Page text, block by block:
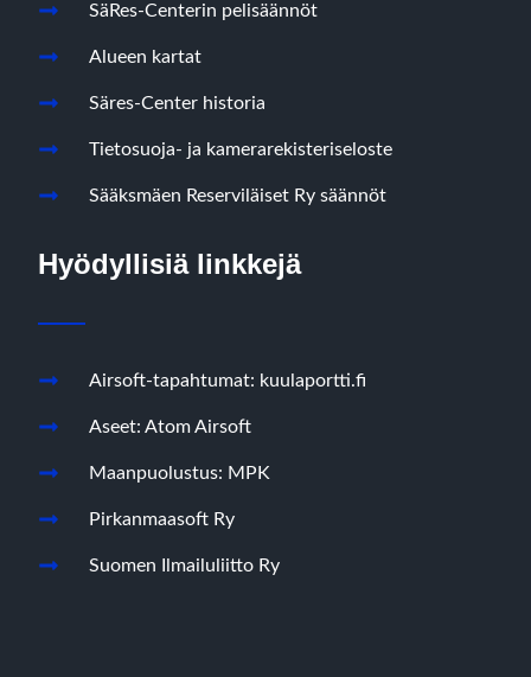
SäRes-Centerin pelisäännöt
Alueen kartat
Säres-Center historia
Tietosuoja- ja kamerarekisteriseloste
Sääksmäen Reserviläiset Ry säännöt
Hyödyllisiä linkkejä
Airsoft-tapahtumat: kuulaportti.fi
Aseet: Atom Airsoft
Maanpuolustus: MPK
Pirkanmaasoft Ry
Suomen Ilmailuliitto Ry